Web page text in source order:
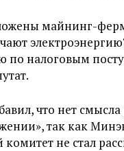
майнинг-
налоговым
что нет
так как
не стал